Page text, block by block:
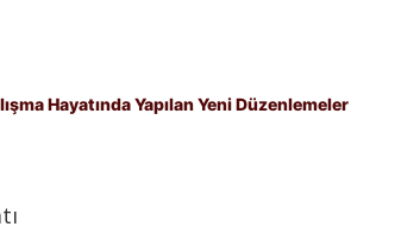
Hayatında Yapılan Yeni Düzenlemeler